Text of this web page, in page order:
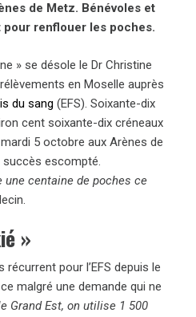
de Metz. Bénévoles et
renflouer les poches.
» se désole le Dr Christine
en Moselle auprès
du sang (EFS). Soixante-dix
cent soixante-dix créneaux
5 octobre aux Arènes de
succès escompté.
une centaine de poches ce
»
pour l’EFS depuis le
malgré une demande qui ne
Grand Est, on utilise 1 500